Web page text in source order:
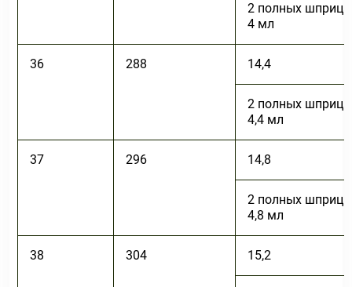
2 полных шприца
4 мл
36 288 14,4
2 полных шприца
4,4 мл
37 296 14,8
2 полных шприца
4,8 мл
38 304 15,2